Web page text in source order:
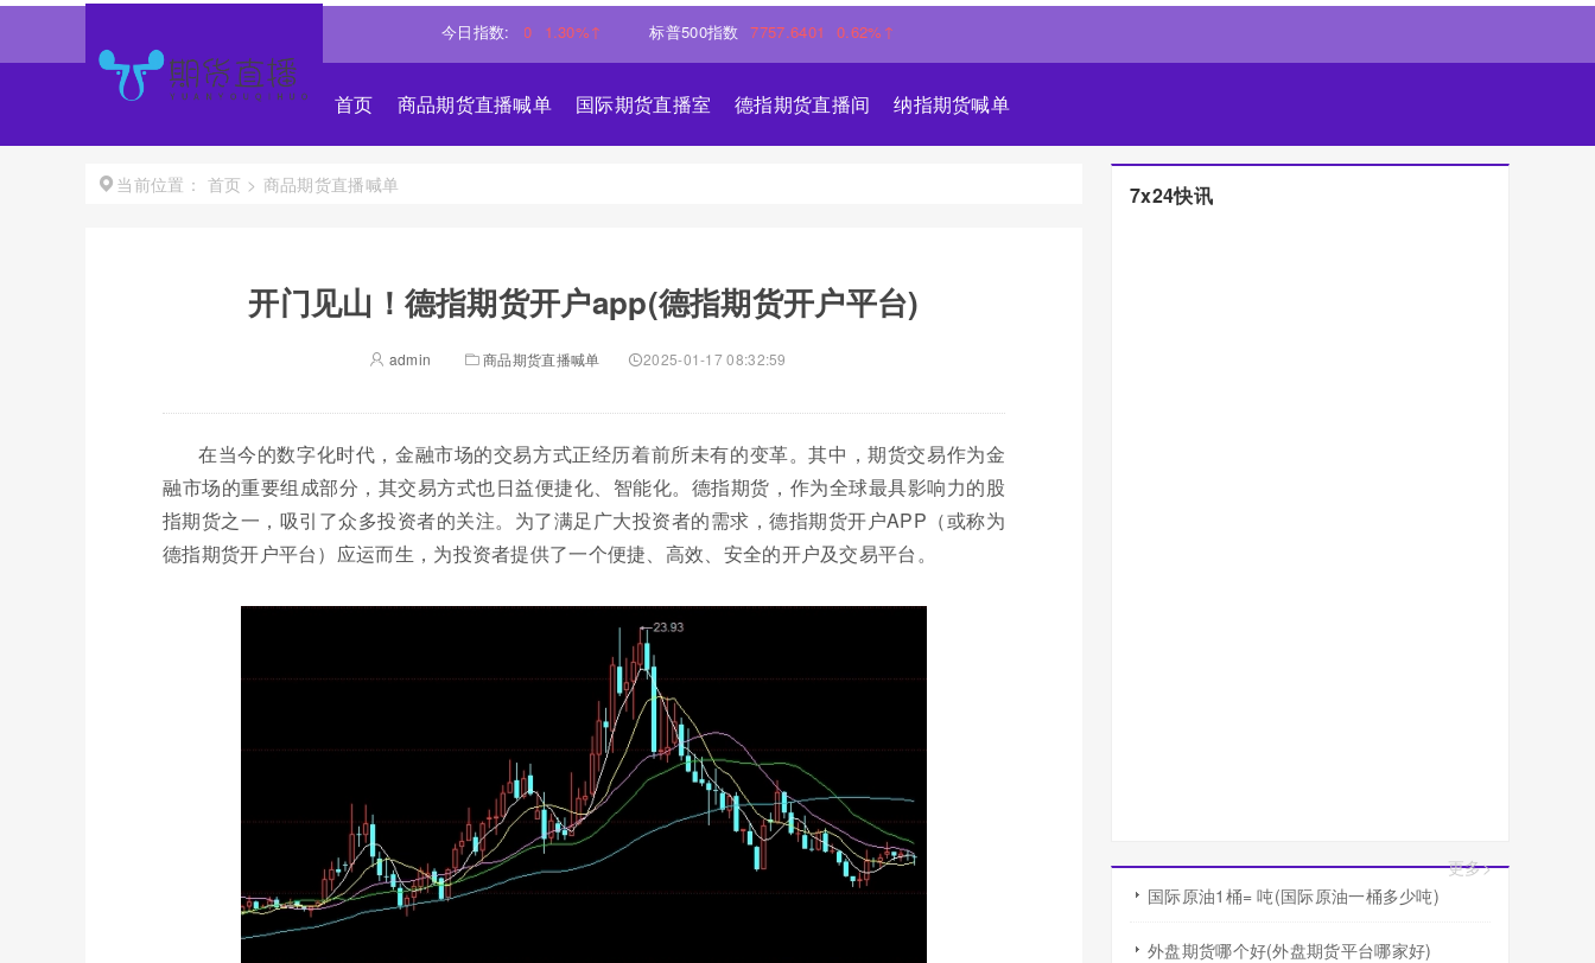
今日指数:
26690.6150 1.30%↑ 标普500指数 7757.6401 0.62%↑
首页 商品期货直播喊单 国际期货直播室 德指期货直播间 纳指期货喊单
当前位置： 首页 > 商品期货直播喊单
开门见山！德指期货开户app(德指期货开户平台)
admin 商品期货直播喊单 2025-01-17 08:32:59
在当今的数字化时代，金融市场的交易方式正经历着前所未有的变革。其中，期货交易作为金
融市场的重要组成部分，其交易方式也日益便捷化、智能化。德指期货，作为全球最具影响力的股
指期货之一，吸引了众多投资者的关注。为了满足广大投资者的需求，德指期货开户APP（或称为
德指期货开户平台）应运而生，为投资者提供了一个便捷、高效、安全的开户及交易平台。
7x24快讯
更多>
国际原油1桶= 吨(国际原油一桶多少吨)
外盘期货哪个好(外盘期货平台哪家好)